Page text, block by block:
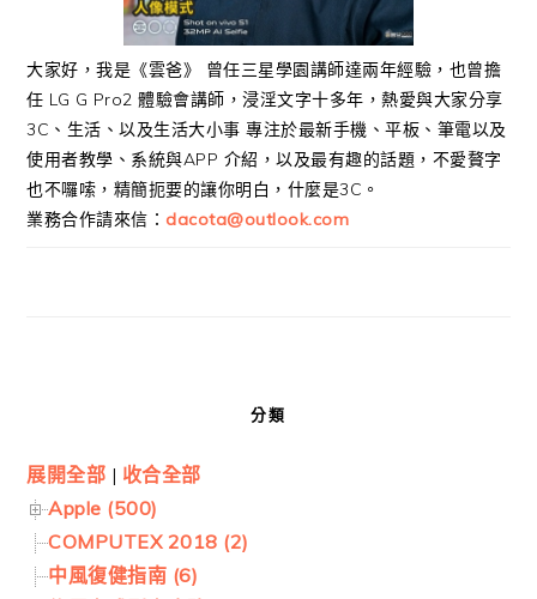
大家好，我是《雲爸》 曾任三星學園講師達兩年經驗，也曾擔
任 LG G Pro2 體驗會講師，浸淫文字十多年，熱愛與大家分享
3C、生活、以及生活大小事 專注於最新手機、平板、筆電以及
使用者教學、系統與APP 介紹，以及最有趣的話題，不愛贅字
也不囉嗦，精簡扼要的讓你明白，什麼是3C。
業務合作請來信： dacota@outlook.com
分類
展開全部 | 收合全部
Apple (500)
COMPUTEX 2018 (2)
中風復健指南 (6)